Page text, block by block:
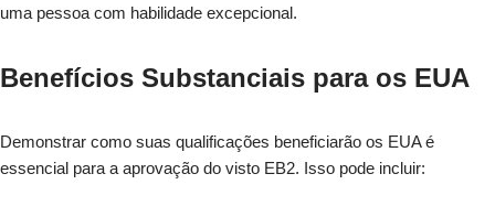
uma pessoa com habilidade excepcional.
Benefícios Substanciais para os EUA
Demonstrar como suas qualificações beneficiarão os EUA é
essencial para a aprovação do visto EB2. Isso pode incluir: